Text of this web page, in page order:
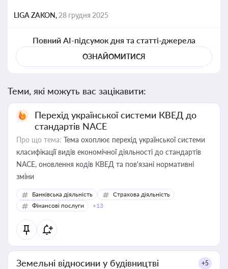
LIGA ZAKON, 28 грудня 2025
Повний AI-підсумок дня та статті-джерела
ОЗНАЙОМИТИСЯ
Теми, які можуть вас зацікавити:
Перехід української системи КВЕД до
стандартів NACE
Про що тема: Тема охоплює перехід української системи
класифікації видів економічної діяльності до стандартів
NACE, оновлення кодів КВЕД та пов'язані нормативні
зміни
Банківська діяльність
Страхова діяльність
Фінансові послуги
+13
Земельні відносини у будівництві +5